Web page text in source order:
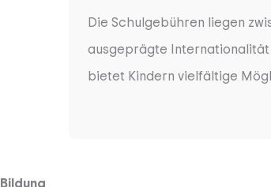
Die Schulgebühren liegen
ausgeprägte Internationalität
bietet Kindern vielfältige
Bildung